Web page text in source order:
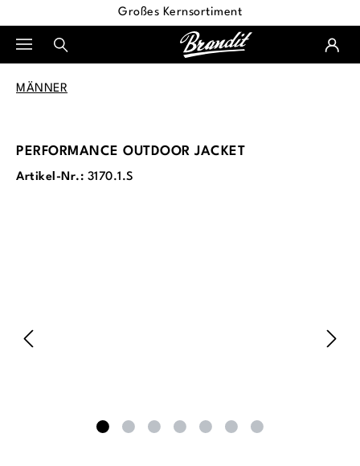
Großes Kernsortiment
MÄNNER
PERFORMANCE OUTDOOR JACKET
Artikel-Nr.: 3170.1.S